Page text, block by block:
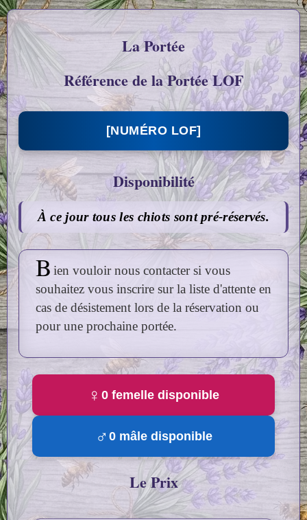
La Portée
Référence de la Portée LOF
[NUMÉRO LOF]
Disponibilité
À ce jour tous les chiots sont pré-réservés.
B ien vouloir nous contacter si vous
souhaitez vous inscrire sur la liste d'attente en
cas de désistement lors de la réservation ou
pour une prochaine portée.
♀ 0 femelle disponible
♂ 0 mâle disponible
Le Prix